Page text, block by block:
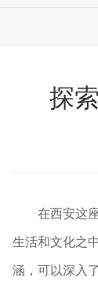
探
在西安这
生活和文化之
涵，可以深入